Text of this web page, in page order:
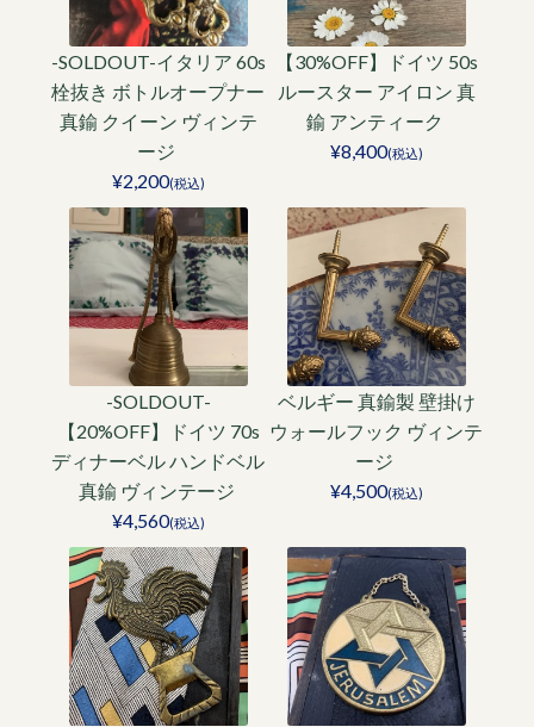
-SOLDOUT-イタリア 60s
栓抜き ボトルオープナー
真鍮 クイーン ヴィンテ
ージ
¥2,200(税込)
【30%OFF】ドイツ 50s
ルースター アイロン 真
鍮 アンティーク
¥8,400(税込)
-SOLDOUT-
【20%OFF】ドイツ 70s
ディナーベル ハンドベル
真鍮 ヴィンテージ
¥4,560(税込)
ベルギー 真鍮製 壁掛け
ウォールフック ヴィンテ
ージ
¥4,500(税込)